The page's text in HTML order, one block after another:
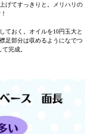
げてすっきりと。メリハリの
ておく。オイルを10円玉大と
足部分は収めるようになでつ
完成。